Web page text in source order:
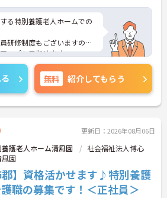
や自由な身だしなみ規定
続けられます】
えて年間17日のリフレッシ
、しっかりと休息を取りな
をつけて働けます。
則自由となっており、定年
継続雇用制度のもとで、ご
がら末永く活躍できます。
る特別養護老人ホームでの
研修制度もございますの
ップも目指せます。
お問い合わせください。
無料 紹介してもらう
更新日：2026年08月06日
護老人ホーム清風園
社会福祉法人博心
園
郡】資格活かせます♪特別養護
職の募集です！＜正社員＞